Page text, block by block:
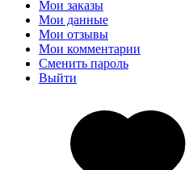
Мои заказы
Мои данные
Мои отзывы
Мои комментарии
Сменить пароль
Выйти